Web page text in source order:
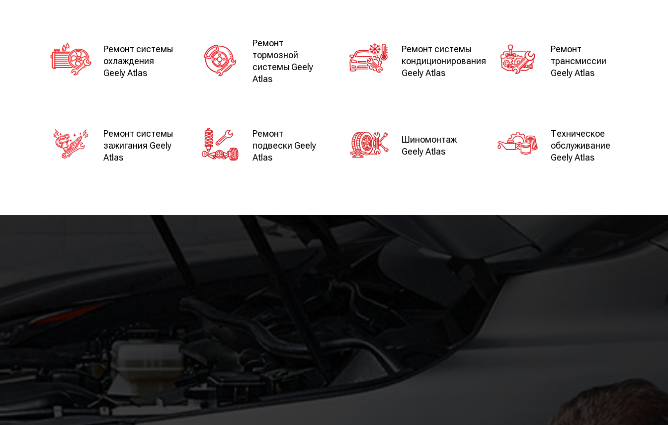
Ремонт системы
охлаждения
Geely Atlas
Ремонт
тормозной
системы Geely
Atlas
Ремонт системы
кондиционирования
Geely Atlas
Ремонт
трансмиссии
Geely Atlas
Ремонт системы
зажигания Geely
Atlas
Ремонт
подвески Geely
Atlas
Шиномонтаж
Geely Atlas
Техническое
обслуживание
Geely Atlas